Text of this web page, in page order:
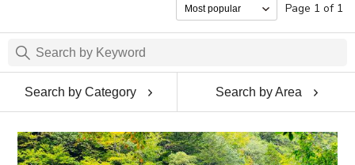
Page 1 of 1
Search by Category Search by Area